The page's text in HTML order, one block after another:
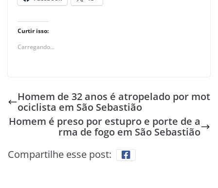
Curtir isso:
Carregando...
Homem de 32 anos é atropelado por mot
ociclista em São Sebastião
Homem é preso por estupro e porte de a
rma de fogo em São Sebastião
Compartilhe esse post: